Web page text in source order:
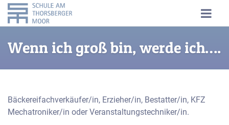
Wenn ich groß bin, werde ich….
Bäckereifachverkäufer/in, Erzieher/in, Bestatter/in, KFZ
Mechatroniker/in oder Veranstaltungstechniker/in.